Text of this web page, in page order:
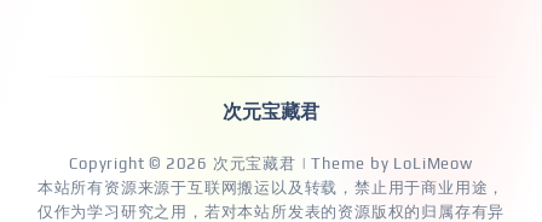
次元宝藏君
Copyright © 2026 次元宝藏君 | Theme by LoLiMeow
本站所有资源来源于互联网搬运以及转载，禁止用于商业用途，
仅作为学习研究之用，若对本站所发表的资源版权的归属存有异